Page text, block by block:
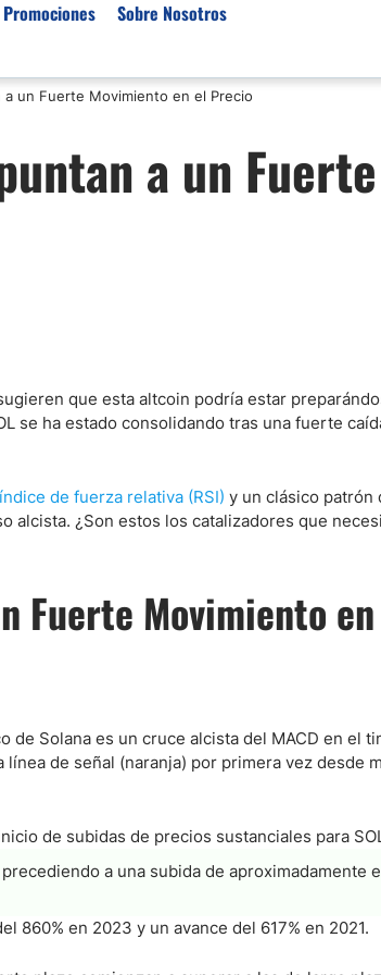
Lista de Mejores Prop
Empresas de Fondeo en
Análisis Forex
Señales Forex Gratis
Promociones Sobre Nosotros
a un Fuerte Movimiento en el Precio
a un Fuerte
que esta altcoin podría estar
se ha estado consolidando tras una fuerte
índice de fuerza relativa (RSI) y un clásico patrón
alcista. ¿Son estos los catalizadores que
Fuerte Movimiento
Solana es un cruce alcista del MACD en el
de señal (naranja) por primera vez desde
de subidas de precios sustanciales para
a una subida de aproximadamente
860% en 2023 y un avance del 617% en 2021.